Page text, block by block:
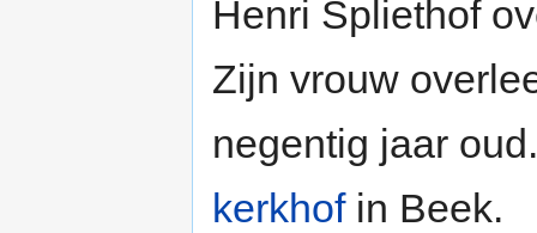
Henri Spliethof
Zijn vrouw
negentig jaar
kerkhofin Beek.